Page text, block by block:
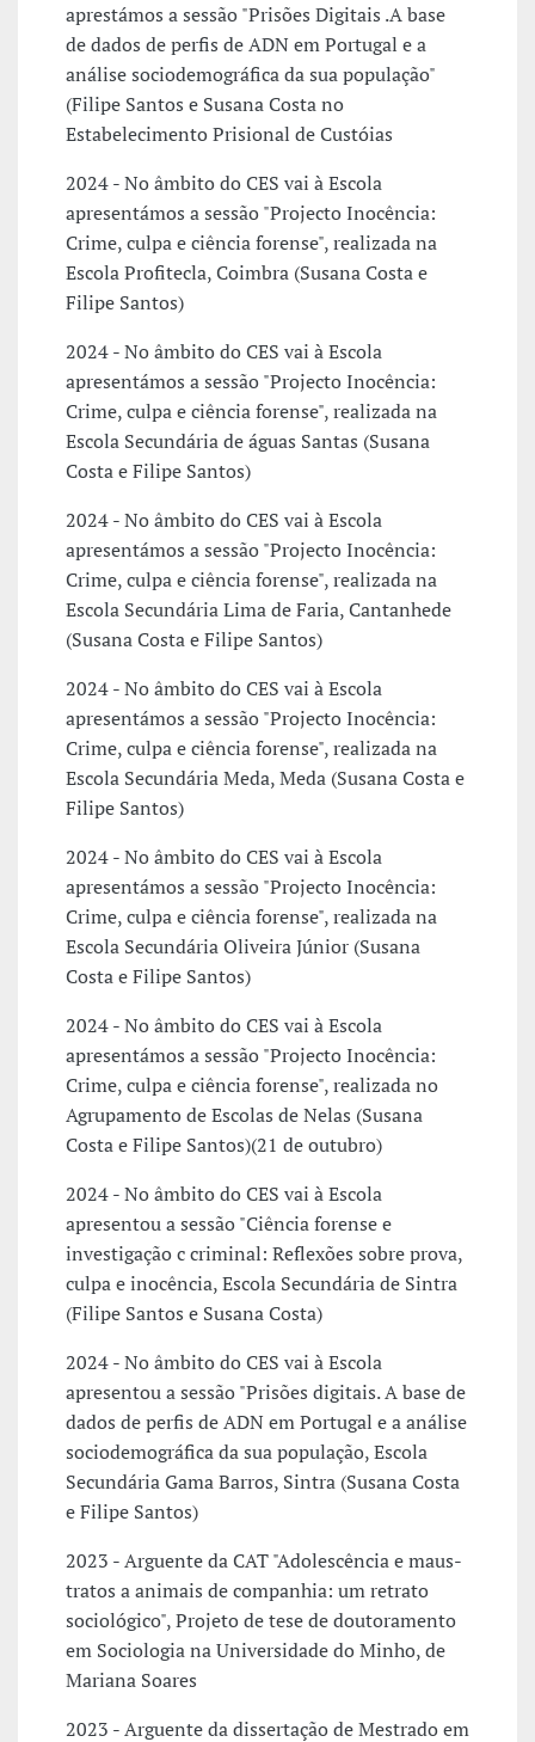
aprestámos a sessão "Prisões Digitais .A base
de dados de perfis de ADN em Portugal e a
análise sociodemográfica da sua população"
(Filipe Santos e Susana Costa no
Estabelecimento Prisional de Custóias
2024 - No âmbito do CES vai à Escola
apresentámos a sessão "Projecto Inocência:
Crime, culpa e ciência forense", realizada na
Escola Profitecla, Coimbra (Susana Costa e
Filipe Santos)
2024 - No âmbito do CES vai à Escola
apresentámos a sessão "Projecto Inocência:
Crime, culpa e ciência forense", realizada na
Escola Secundária de águas Santas (Susana
Costa e Filipe Santos)
2024 - No âmbito do CES vai à Escola
apresentámos a sessão "Projecto Inocência:
Crime, culpa e ciência forense", realizada na
Escola Secundária Lima de Faria, Cantanhede
(Susana Costa e Filipe Santos)
2024 - No âmbito do CES vai à Escola
apresentámos a sessão "Projecto Inocência:
Crime, culpa e ciência forense", realizada na
Escola Secundária Meda, Meda (Susana Costa e
Filipe Santos)
2024 - No âmbito do CES vai à Escola
apresentámos a sessão "Projecto Inocência:
Crime, culpa e ciência forense", realizada na
Escola Secundária Oliveira Júnior (Susana
Costa e Filipe Santos)
2024 - No âmbito do CES vai à Escola
apresentámos a sessão "Projecto Inocência:
Crime, culpa e ciência forense", realizada no
Agrupamento de Escolas de Nelas (Susana
Costa e Filipe Santos)(21 de outubro)
2024 - No âmbito do CES vai à Escola
apresentou a sessão "Ciência forense e
investigação c criminal: Reflexões sobre prova,
culpa e inocência, Escola Secundária de Sintra
(Filipe Santos e Susana Costa)
2024 - No âmbito do CES vai à Escola
apresentou a sessão "Prisões digitais. A base de
dados de perfis de ADN em Portugal e a análise
sociodemográfica da sua população, Escola
Secundária Gama Barros, Sintra (Susana Costa
e Filipe Santos)
2023 - Arguente da CAT "Adolescência e maus-
tratos a animais de companhia: um retrato
sociológico", Projeto de tese de doutoramento
em Sociologia na Universidade do Minho, de
Mariana Soares
2023 - Arguente da dissertação de Mestrado em